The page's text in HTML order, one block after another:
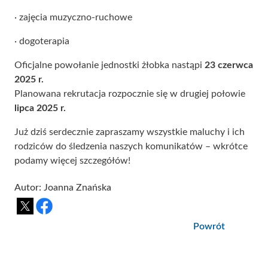
· zajęcia muzyczno-ruchowe
· dogoterapia
Oficjalne powołanie jednostki żłobka nastąpi 23 czerwca
2025 r.
Planowana rekrutacja rozpocznie się w drugiej połowie
lipca 2025 r.
Już dziś serdecznie zapraszamy wszystkie maluchy i ich
rodziców do śledzenia naszych komunikatów – wkrótce
podamy więcej szczegółów!
Autor: Joanna Znańska
Powrót